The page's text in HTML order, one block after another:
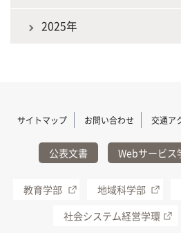
2025年
サイトマップ お問い合わせ 交通ア
公表文書 Webサービス
教育学部 地域科学部
社会システム経営学環